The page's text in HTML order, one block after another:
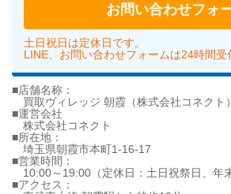
お問い合わせフォ
土日祝日は定休日です。
LINE、お問い合わせフォームは24時間受
■店舗名称：
買取ヴィレッジ 朝霞（株式会社コネクト）
■運営会社
株式会社コネクト
■所在地：
埼玉県朝霞市本町1-16-17
■営業時間：
10:00～19:00（定休日：土日祝祭日、年
■アクセス：